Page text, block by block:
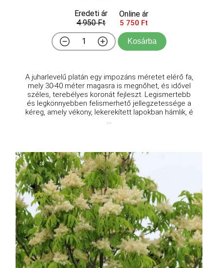
Eredeti ár
4 950 Ft
Online ár
5 750 Ft
Kosárba
A juharlevelű platán egy impozáns méretet elérő fa,
mely 30-40 méter magasra is megnőhet, és idővel
széles, terebélyes koronát fejleszt. Legismertebb
és legkönnyebben felismerhető jellegzetessége a
kéreg, amely vékony, lekerekített lapokban hámlik, é
...